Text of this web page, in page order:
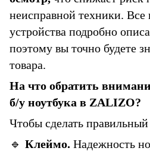
неисправной техники. Все
устройства подробно
поэтому вы точно будете
товара.
На что обратить
б/у ноутбука в ZALIZO?
Чтобы сделать
🔹 Клеймо. Надежность